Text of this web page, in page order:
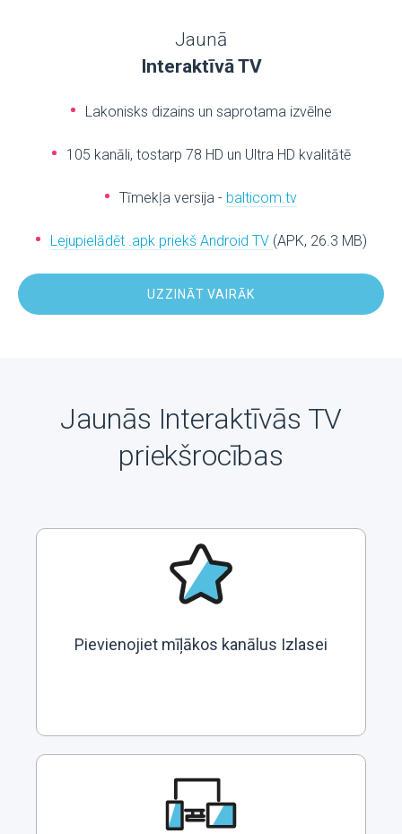
Jaunā
Interaktīvā TV
Lakonisks dizains un saprotama izvēlne
105 kanāli, tostarp 78 HD un Ultra HD kvalitātē
Tīmekļa versija - balticom.tv
Lejupielādēt .apk priekš Android TV (APK, 26.3 MB)
UZZINĀT VAIRĀK
Jaunās Interaktīvās TV
priekšrocības
Pievienojiet mīļākos kanālus Izlasei